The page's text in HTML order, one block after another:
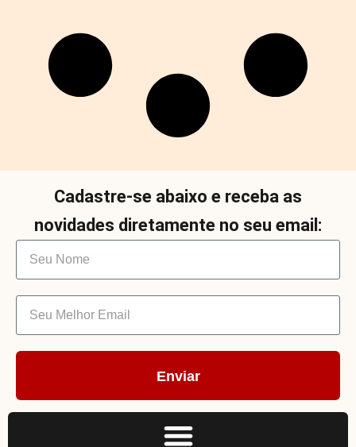
Cadastre-se abaixo e receba as
novidades diretamente no seu email:
Enviar